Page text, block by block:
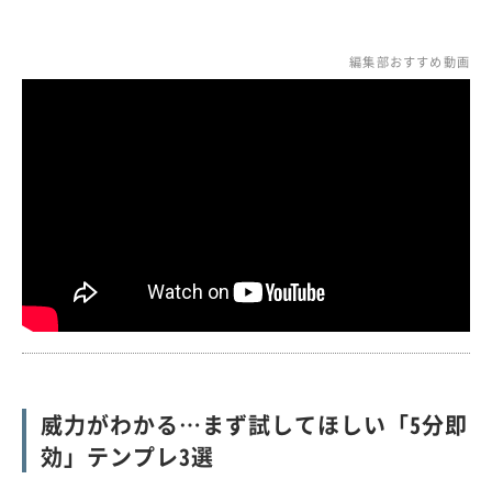
編集部おすすめ動画
威力がわかる…まず試してほしい「5分即
効」テンプレ3選